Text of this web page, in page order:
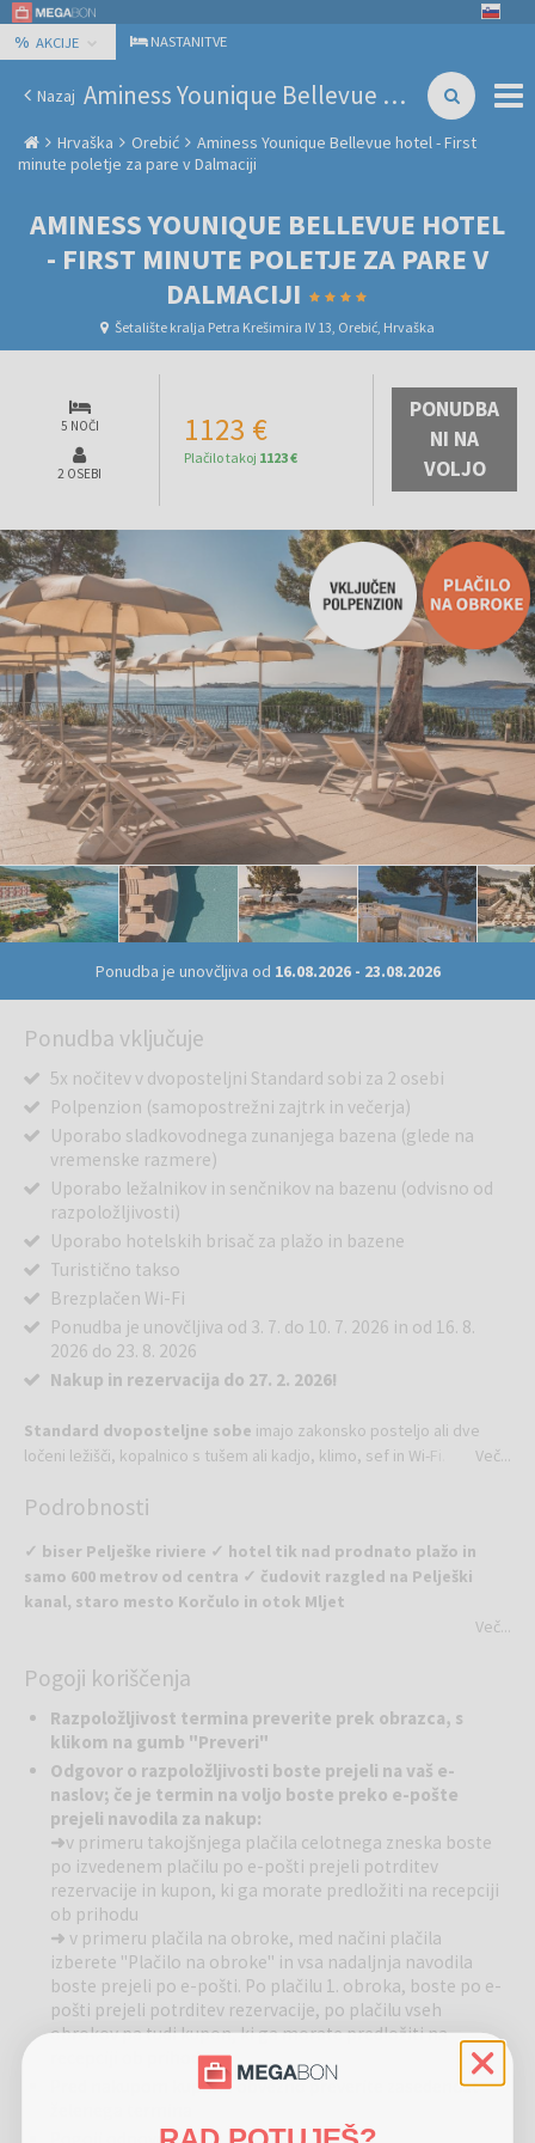
% AKCIJE NASTANITVE
Nazaj Aminess Younique Bellevue hotel - First minute poletje za pare v Dalmaciji
Hrvaška Orebić
Aminess Younique Bellevue hotel - First
minute poletje za pare v Dalmaciji
AMINESS YOUNIQUE BELLEVUE HOTEL
- FIRST MINUTE POLETJE ZA PARE V
DALMACIJI
Šetalište kralja Petra Krešimira IV 13, Orebić, Hrvaška
5 NOČI
2 OSEBI
1123 €
Plačilo takoj 1123 €
PONUDBA
NI NA
VOLJO
Ponudba je unovčljiva od 16.08.2026- 23.08.2026
Ponudba vključuje
5x nočitev v dvoposteljni Standard sobi za 2 osebi
Polpenzion (samopostrežni zajtrk in večerja)
Uporabo sladkovodnega zunanjega bazena (glede na
vremenske razmere)
Uporabo ležalnikov in senčnikov na bazenu (odvisno od
razpoložljivosti)
Uporabo hotelskih brisač za plažo in bazene
Turistično takso
Brezplačen Wi-Fi
Ponudba je unovčljiva od 3. 7. do 10. 7. 2026 in od 16. 8.
2026 do 23. 8. 2026
Nakup in rezervacija do 27. 2. 2026!
Standard dvoposteljne sobe imajo zakonsko posteljo ali dve
ločeni ležišči, kopalnico s tušem ali kadjo, klimo, sef in Wi-Fi.
Več...
Podrobnosti
✓ biser Pelješke riviere ✓ hotel tik nad prodnato plažo in
samo 600 metrov od centra ✓ čudovit razgled na Pelješki
kanal, staro mesto Korčulo in otok Mljet
vzdušje pomorske tradicije Sredozemlja, tako kot Orebić, kraj
arhipelag približno 20 otokov, med katerimi elegantno jadrajo jahte,
je dovolj, da spoznate, da ste na pravem mestu. Lepota pokrajine
se harmonično prepleta s čarom najbolj znane vinske regije. Uživajte
z vsemi čutili!
Gastromomija:
Restavracija Unico: Če se dan po zajtrku pozna, bodo vaši dnevi v
Orebiću raznoliki, bogati in zelo okusni. Vse je pripravljeno sveže, iz
lokalnih sestavin, kuhinja pa je vedno pripravljena jedi prilagoditi
vašim potrebam.
Noir Bar:Zvoki klavirja na hotelski terasi odzvanjajo z eleganco
starega Hollywooda. Naročite svojo najljubšo pijačo, se sproščeno
pogovarjajte ali zamišljeno opazujte čudovito obzorje.
Če nimate radi občutka soli na koži, vam
sončenje, ležalniki in senčniki. Otroci bodo najbolj uživali v malem,
Več...
Pogoji koriščenja
Razpoložljivost termina preverite prek obrazca, s
klikom na gumb "Preveri"
Odgovor o razpoložljivosti boste prejeli na vaš e-
naslov; če je termin na voljo boste preko e-pošte
prejeli navodila za nakup:
➜v primeru takojšnjega plačila celotnega zneska boste
po izvedenem plačilu po e-pošti prejeli potrditev
rezervacije in kupon, ki ga morate predložiti na recepciji
ob prihodu
➜ v primeru plačila na obroke, med načini plačila
izberete "Plačilo na obroke" in vsa nadaljnja navodila
boste prejeli po e-pošti. Po plačilu 1. obroka, boste po e-
pošti prejeli potrditev rezervacije, po plačilu vseh
obrokov pa tudi kupon, ki ga morate predložiti na
recepciji ob prihodu
Pred nakupom kupona obvezno preverite zasedenost